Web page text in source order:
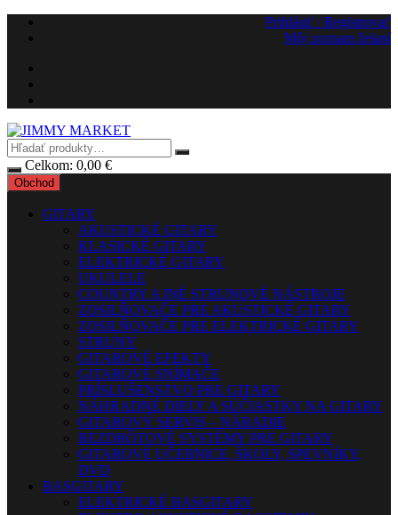
Preskočiť
Prihlásiť / Registrovať
Môj zoznam želaní
Celkom: 0,00 €
Obchod
GITARY
AKUSTICKÉ GITARY
KLASICKÉ GITARY
ELEKTRICKÉ GITARY
UKULELE
COUNTRY A INÉ STRUNOVÉ NÁSTROJE
ZOSILŇOVAČE PRE AKUSTICKÉ GITARY
ZOSILŇOVAČE PRE ELEKTRICKÉ GITARY
STRUNY
GITAROVÉ EFEKTY
GITAROVÉ SNÍMAČE
PRÍSLUŠENSTVO PRE GITARY
NÁHRADNÉ DIELY A SÚČIASTKY NA GITARY
GITAROVÝ SERVIS – NÁRADIE
BEZDRÔTOVÉ SYSTÉMY PRE GITARY
GITAROVÉ UČEBNICE, ŠKOLY, SPEVNÍKY,
DVD
BASGITARY
ELEKTRICKÉ BASGITARY